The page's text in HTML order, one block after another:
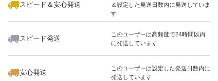
スピード＆安心発送
＆設定した発送日数内に発送していま
す
スピード発送
このユーザーは高頻度で24時間以内
に発送しています
安心発送
このユーザーは設定した発送日数内に
発送しています
いいね！
3,680